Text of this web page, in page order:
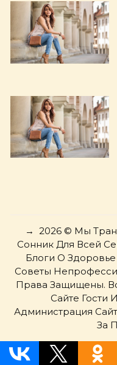
→ 2026© Мы
Сонник Для Всей
Блоги О
Советы
Права Защищены.
Сайте Гости
Администрация
За